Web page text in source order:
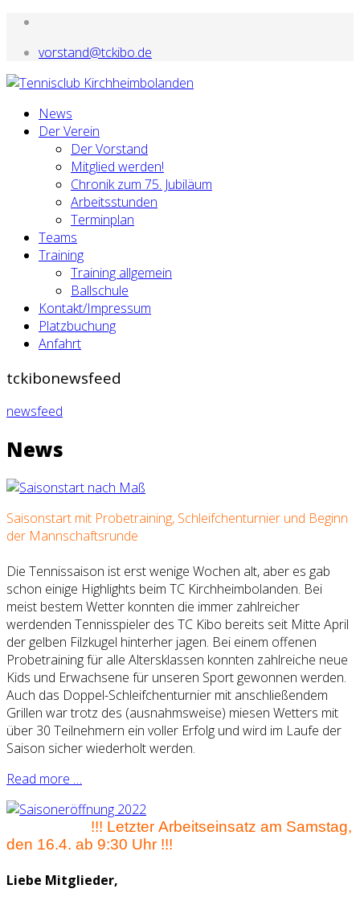
vorstand@tckibo.de
News
Der Verein
Der Vorstand
Mitglied werden!
Chronik zum 75. Jubiläum
Arbeitsstunden
Terminplan
Teams
Training
Training allgemein
Ballschule
Kontakt/Impressum
Platzbuchung
Anfahrt
tckibonewsfeed
newsfeed
News
Saisonstart mit Probetraining, Schleifchenturnier und Beginn
der Mannschaftsrunde
Die Tennissaison ist erst wenige Wochen alt, aber es gab
schon einige Highlights beim TC Kirchheimbolanden. Bei
meist bestem Wetter konnten die immer zahlreicher
werdenden Tennisspieler des TC Kibo bereits seit Mitte April
der gelben Filzkugel hinterher jagen. Bei einem offenen
Probetraining für alle Altersklassen konnten zahlreiche neue
Kids und Erwachsene für unseren Sport gewonnen werden.
Auch das Doppel-Schleifchenturnier mit anschließendem
Grillen war trotz des (ausnahmsweise) miesen Wetters mit
über 30 Teilnehmern ein voller Erfolg und wird im Laufe der
Saison sicher wiederholt werden.
Read more …
!!! Letzter Arbeitseinsatz am Samstag,
den 16.4. ab 9:30 Uhr !!!
Liebe Mitglieder,